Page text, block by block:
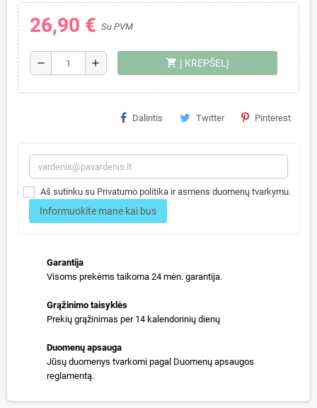
26,90 € Su PVM
remove add shopping_cart Į KREPŠELĮ
Dalintis Twitter Pinterest
Aš sutinku su Privatumo politika ir asmens duomenų tvarkymu.
Informuokite mane kai bus
Garantija
Visoms prekėms taikoma 24 mėn. garantija.
Grąžinimo taisyklės
Prekių grąžinimas per 14 kalendorinių dienų
Duomenų apsauga
Jūsų duomenys tvarkomi pagal Duomenų apsaugos
reglamentą.